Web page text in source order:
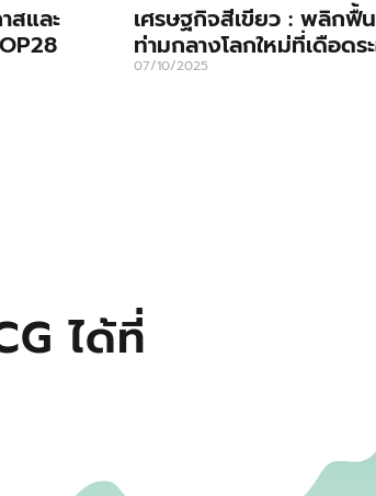
สและ
เศรษฐกิจสีเขียว : พลิกฟื้
ท่ามกลางโลกใหม่ที่เดือดร
07/10/2025
ได้ที่